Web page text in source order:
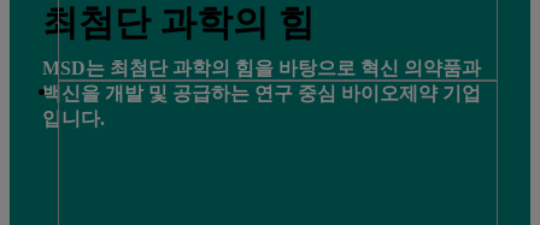
최첨단 과학의 힘
MSD는 최첨단 과학의 힘을 바탕으로 혁신 의약품과
백신을 개발 및 공급하는 연구 중심 바이오제약 기업
입니다.